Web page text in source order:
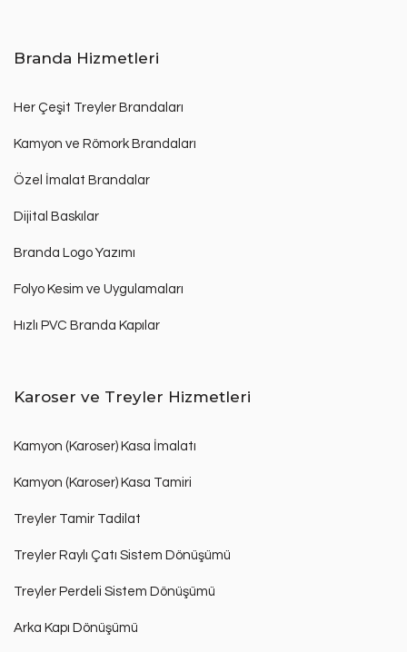
Branda Hizmetleri
Her Çeşit Treyler Brandaları
Kamyon ve Römork Brandaları
Özel İmalat Brandalar
Dijital Baskılar
Branda Logo Yazımı
Folyo Kesim ve Uygulamaları
Hızlı PVC Branda Kapılar
Karoser ve Treyler Hizmetleri
Kamyon (Karoser) Kasa İmalatı
Kamyon (Karoser) Kasa Tamiri
Treyler Tamir Tadilat
Treyler Raylı Çatı Sistem Dönüşümü
Treyler Perdeli Sistem Dönüşümü
Arka Kapı Dönüşümü